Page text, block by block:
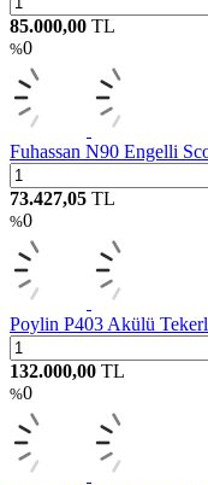
85.000,00 TL
%0
Fuhassan N90 Engelli
73.427,05 TL
%0
Poylin P403 Akülü
132.000,00 TL
%0